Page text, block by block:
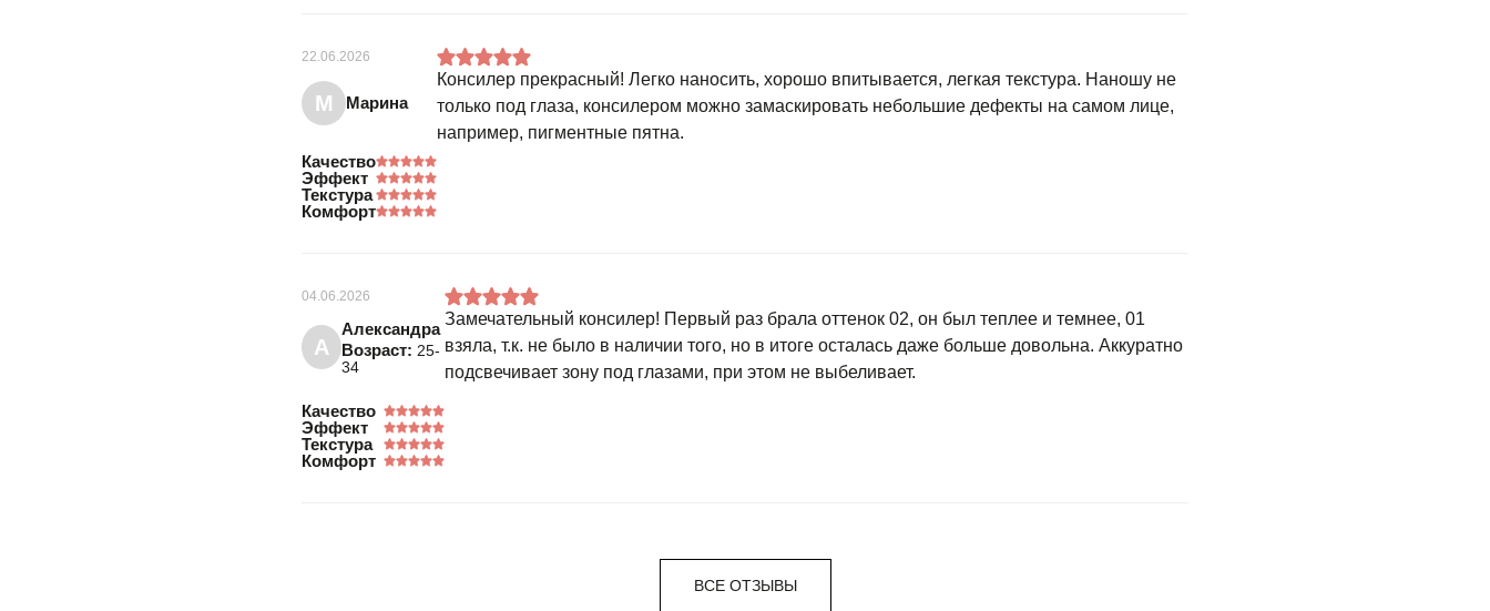
22.06.2026
М Марина
Качество
Эффект
Текстура
Комфорт
Консилер прекрасный! Легко наносить, хорошо впитывается, легкая текстура. Наношу не
только под глаза, консилером можно замаскировать небольшие дефекты на самом лице,
например, пигментные пятна.
04.06.2026
А
Александра
Возраст: 25-
34
Качество
Эффект
Текстура
Комфорт
Замечательный консилер! Первый раз брала оттенок 02, он был теплее и темнее, 01
взяла, т.к. не было в наличии того, но в итоге осталась даже больше довольна. Аккуратно
подсвечивает зону под глазами, при этом не выбеливает.
ВСЕ ОТЗЫВЫ